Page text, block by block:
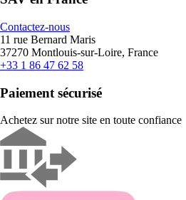
Contactez-nous
11 rue Bernard Maris
37270 Montlouis-sur-Loire, France
+33 1 86 47 62 58
Paiement sécurisé
Achetez sur notre site en toute confiance